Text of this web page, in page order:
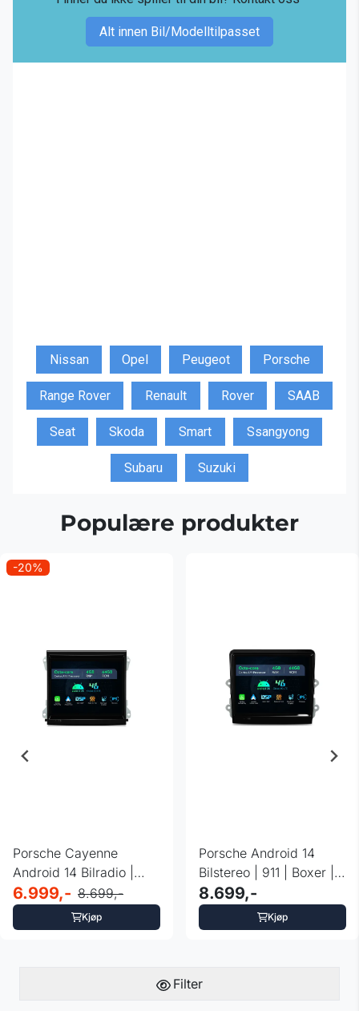
Alt innen Bil/Modelltilpasset
Nissan Opel Peugeot Porsche
Range Rover Renault Rover SAAB
Seat Skoda Smart Ssangyong
Subaru Suzuki
Populære produkter
-20%
Porsche Cayenne
Android 14 Bilradio |
DAB+ | 4GB+64GB
6.999,- 8.699,-
Kjøp
Porsche Android 14
Bilstereo | 911 | Boxer |
Cayman | ...
8.699,-
Kjøp
Filter